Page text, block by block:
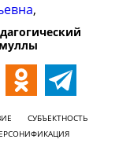
,
СУБЪЕКТНОСТЬ